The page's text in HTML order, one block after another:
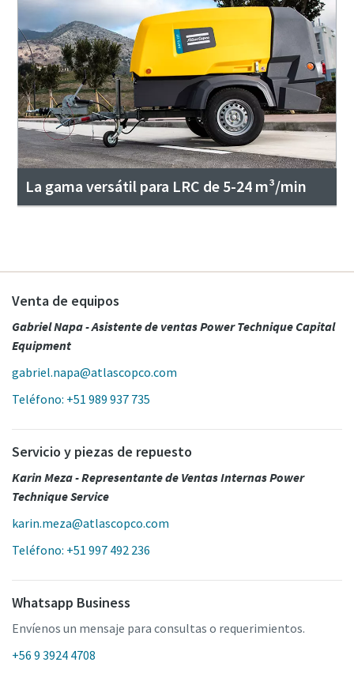
La gama versátil para LRC de 5-24 m³/min
Venta de equipos
Gabriel Napa - Asistente de ventas Power Technique Capital
Equipment
gabriel.napa@atlascopco.com
Teléfono: +51 989 937 735
Servicio y piezas de repuesto
Karin Meza - Representante de Ventas Internas Power
Technique Service
karin.meza@atlascopco.com
Teléfono: +51 997 492 236
Whatsapp Business
Envíenos un mensaje para consultas o requerimientos.
+56 9 3924 4708